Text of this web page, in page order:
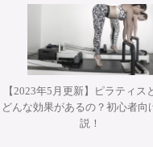
各コース当日
ご案内にて事前に連絡
い。
キャンセル規定
2026年9月25日・26日
WSジャパンツアーin
2026年9月25日・26日
WSジャパンツアーin
2026年10月12日(月・
プ『エクササイズを分
2026年10月31日(土)開
ヨガアドバンス養成コ
2026年11月28日(土
【2023年5月更新】ピラティス
どんな効果があるの？初心者向
説！